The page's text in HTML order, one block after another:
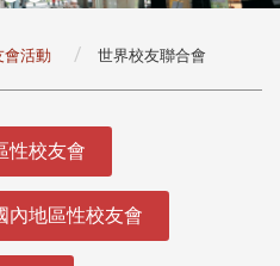
會活動 世界校友聯合會
性校友會
內地區性校友會